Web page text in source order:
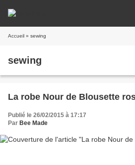
Accueil » sewing
sewing
La robe Nour de Blousette
Publié le 26/02/2015 à 17:17
Par Bee Made